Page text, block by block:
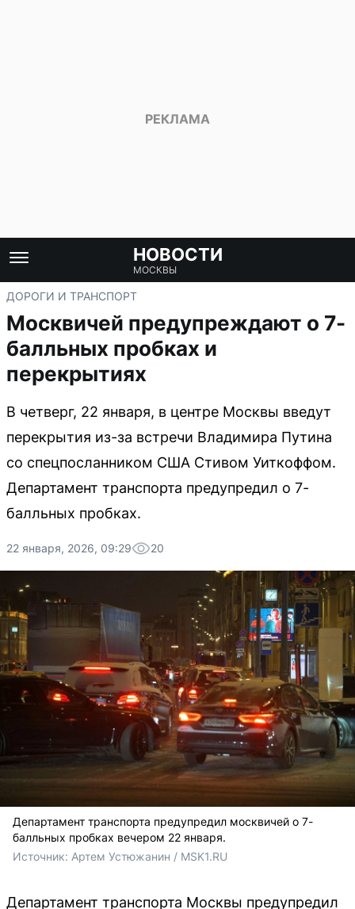
НОВОСТИ
МОСКВЫ
ДОРОГИ И ТРАНСПОРТ
Москвичей предупреждают о 7-
балльных пробках и
перекрытиях
В четверг, 22 января, в центре Москвы введут
перекрытия из-за встречи Владимира Путина
со спецпосланником США Стивом Уиткоффом.
Департамент транспорта предупредил о 7-
балльных пробках.
22 января, 2026, 09:29 20
Департамент транспорта предупредил москвичей о 7-
балльных пробках вечером 22 января.
Источник: Артем Устюжанин / MSK1.RU
Департамент транспорта Москвы предупредил